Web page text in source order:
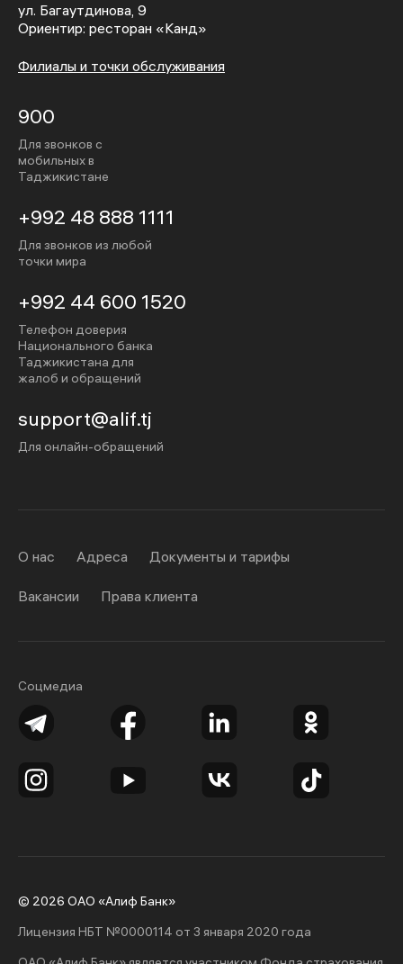
ул. Багаутдинова, 9
Ориентир: ресторан «Канд»
Филиалы и точки обслуживания
900
Для звонков с
мобильных в
Таджикистане
+992 48 888 1111
Для звонков из любой
точки мира
+992 44 600 1520
Телефон доверия
Национального банка
Таджикистана для
жалоб и обращений
support@alif.tj
Для онлайн-обращений
Соцмедиа
О нас Адреса Документы и тарифы
Вакансии Права клиента
© 2026 ОАО «Алиф Банк»
Лицензия НБТ №0000114 от 3 января 2020 года